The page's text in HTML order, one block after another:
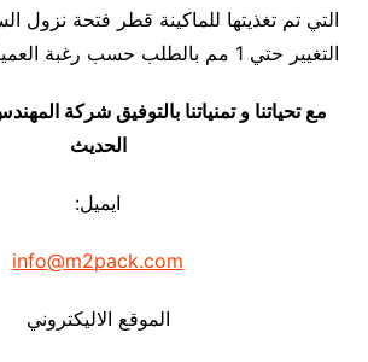
التغيير حتي 1 مم بالطلب حسب رغبة العميل .
مع تحياتنا و تمنياتنا بالتوفيق شركة
الحديث
ايميل:
info@m2pack.com
الموقع الاليكتروني